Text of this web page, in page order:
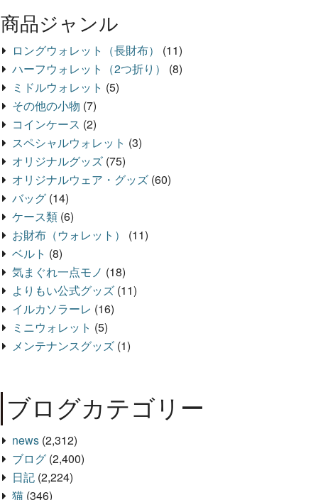
商品ジャンル
ロングウォレット（長財布）
(11)
ハーフウォレット（2つ折り）
(8)
ミドルウォレット (5)
その他の小物 (7)
コインケース (2)
スペシャルウォレット (3)
オリジナルグッズ (75)
オリジナルウェア・グッズ (60)
バッグ (14)
ケース類 (6)
お財布（ウォレット）
(11)
ベルト (8)
気まぐれ一点モノ (18)
よりもい公式グッズ (11)
イルカソラーレ (16)
ミニウォレット (5)
メンテナンスグッズ (1)
ブログカテゴリー
news (2,312)
ブログ (2,400)
日記 (2,224)
猫 (346)